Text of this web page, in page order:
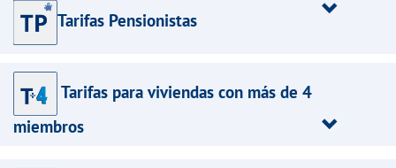
Tarifas Pensionistas
Tarifas para viviendas con más de 4
miembros